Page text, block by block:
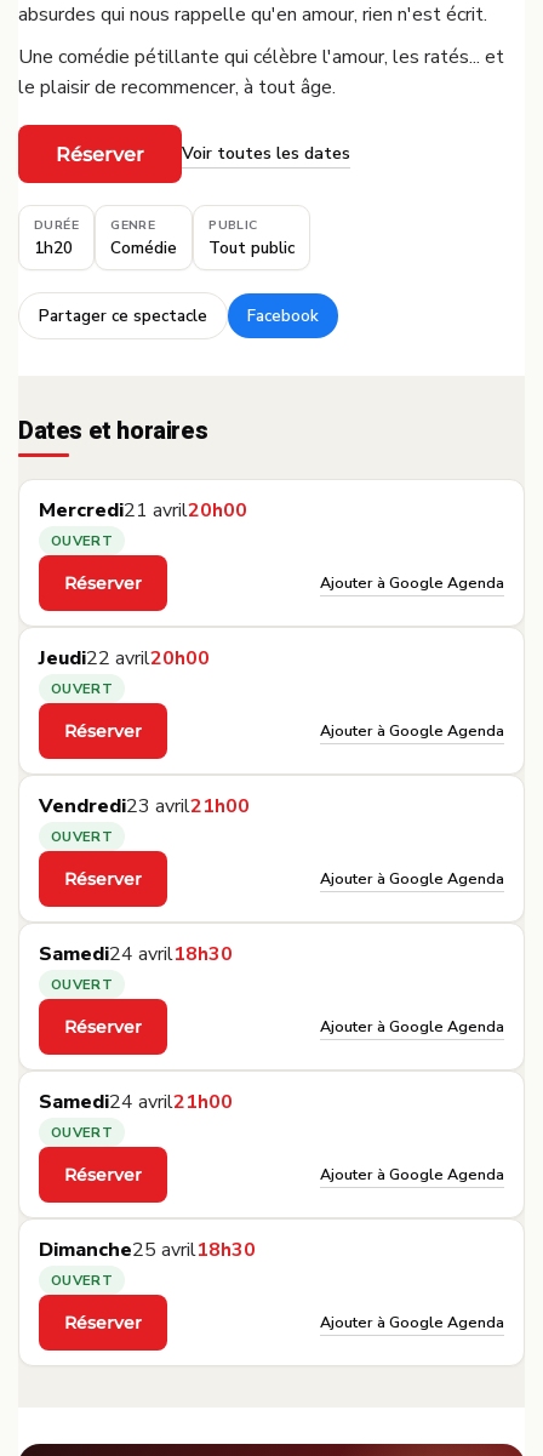
absurdes qui nous rappelle qu'en amour, rien n'est écrit.
Une comédie pétillante qui célèbre l'amour, les ratés... et
le plaisir de recommencer, à tout âge.
Réserver
·
Voir toutes les dates
DURÉE
1h20
GENRE
Comédie
PUBLIC
Tout public
Partager ce spectacle
·
Facebook
Dates et horaires
Mercredi21 avril20h00
OUVERT
Réserver
·
Ajouter à Google Agenda
Jeudi22 avril20h00
OUVERT
Réserver
·
Ajouter à Google Agenda
Vendredi23 avril21h00
OUVERT
Réserver
·
Ajouter à Google Agenda
Samedi24 avril18h30
OUVERT
Réserver
·
Ajouter à Google Agenda
Samedi24 avril21h00
OUVERT
Réserver
·
Ajouter à Google Agenda
Dimanche25 avril18h30
OUVERT
Réserver
·
Ajouter à Google Agenda